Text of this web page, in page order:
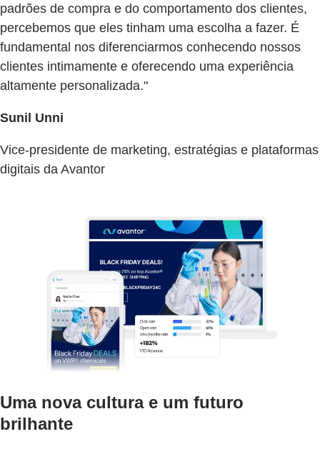
padrões de compra e do comportamento dos clientes,
percebemos que eles tinham uma escolha a fazer. É
fundamental nos diferenciarmos conhecendo nossos
clientes intimamente e oferecendo uma experiência
altamente personalizada."
Sunil Unni
Vice-presidente de marketing, estratégias e plataformas
digitais da Avantor
Uma nova cultura e um futuro
brilhante